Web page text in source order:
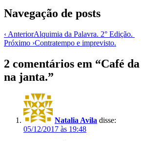
Navegação de posts
‹ AnteriorAlquimia da Palavra. 2° Edição.
Próximo ›Contratempo e imprevisto.
2 comentários em “Café
na janta.”
Natalia Avila disse:
05/12/2017 às 19:48